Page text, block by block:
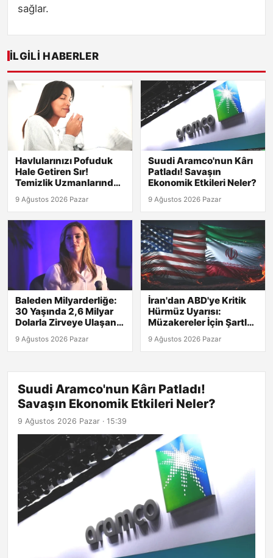
sağlar.
İLGILI HABERLER
Havlularınızı Pofuduk
Hale Getiren Sır!
Temizlik Uzmanlarından
Yumuşatıcıya Gerek
Yok!
9 Ağustos 2026 Pazar
Suudi Aramco'nun Kârı
Patladı! Savaşın
Ekonomik Etkileri Neler?
9 Ağustos 2026 Pazar
Baleden Milyarderliğe:
30 Yaşında 2,6 Milyar
Dolarla Zirveye Ulaşan
Genç!
9 Ağustos 2026 Pazar
İran'dan ABD'ye Kritik
Hürmüz Uyarısı:
Müzakereler İçin Şartlar
Belirlendi!
9 Ağustos 2026 Pazar
Suudi Aramco'nun Kârı Patladı!
Savaşın Ekonomik Etkileri Neler?
9 Ağustos 2026 Pazar · 15:39